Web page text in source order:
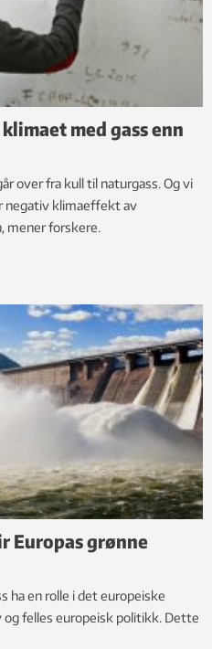
med gass enn
over fra kull til naturgass. Og vi
negativ klimaeffekt av
mener forskere.
Europas grønne
ha en rolle i det europeiske
felles europeisk politikk. Dette